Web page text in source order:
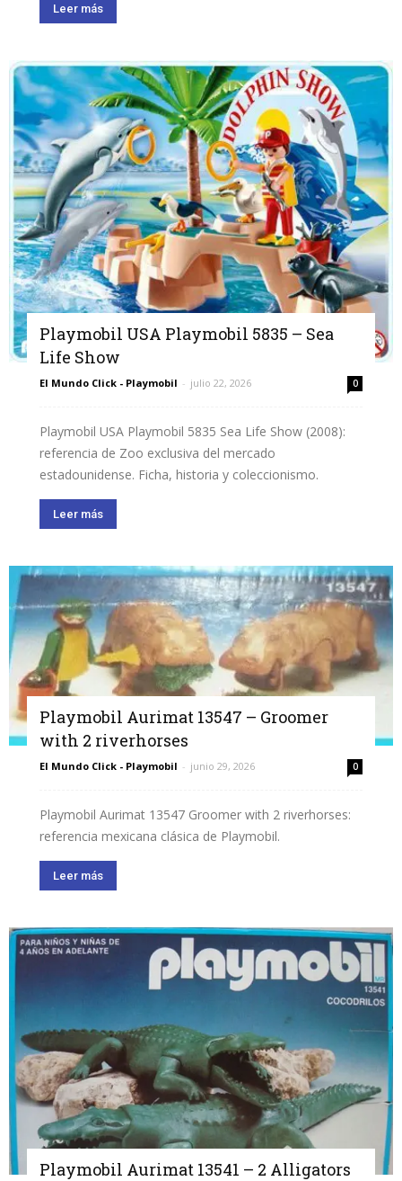
Leer más
Playmobil USA Playmobil 5835 – Sea
Life Show
El Mundo Click - Playmobil - julio 22, 2026 0
Playmobil USA Playmobil 5835 Sea Life Show (2008):
referencia de Zoo exclusiva del mercado
estadounidense. Ficha, historia y coleccionismo.
Leer más
Playmobil Aurimat 13547 – Groomer
with 2 riverhorses
El Mundo Click - Playmobil - junio 29, 2026 0
Playmobil Aurimat 13547 Groomer with 2 riverhorses:
referencia mexicana clásica de Playmobil.
Leer más
Playmobil Aurimat 13541 – 2 Alligators